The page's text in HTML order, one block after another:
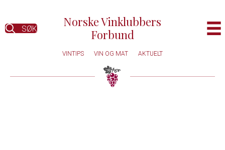
SØK
Norske Vinklubbers
Forbund
VINTIPS VIN OG MAT AKTUELT